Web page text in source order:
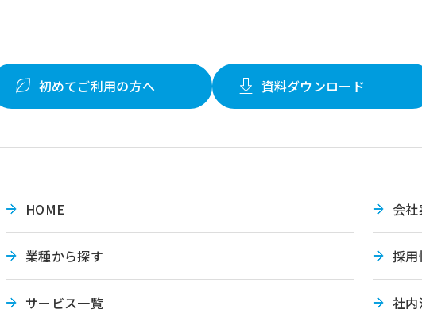
初めてご利用の方へ 資料ダウンロード
HOME
業種から探す
サービス一覧
会
採
社